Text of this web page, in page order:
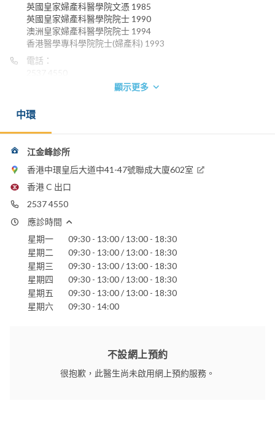
英國皇家婦產科醫學院文憑 1985
英國皇家婦產科醫學院院士 1990
澳洲皇家婦產科醫學院院士 1994
香港醫學專科學院院士(婦產科) 1993
電話：
顯示更多
中環
江金峰診所
香港中環皇后大道中41-47號聯成大廈602室
香港 C 出口
2537 4550
應診時間
星期一
09:30 - 13:00 / 13:00 - 18:30
星期二
09:30 - 13:00 / 13:00 - 18:30
星期三
09:30 - 13:00 / 13:00 - 18:30
星期四
09:30 - 13:00 / 13:00 - 18:30
星期五
09:30 - 13:00 / 13:00 - 18:30
星期六
09:30 - 14:00
不設網上預約
很抱歉，此醫生尚未啟用網上預約服務。